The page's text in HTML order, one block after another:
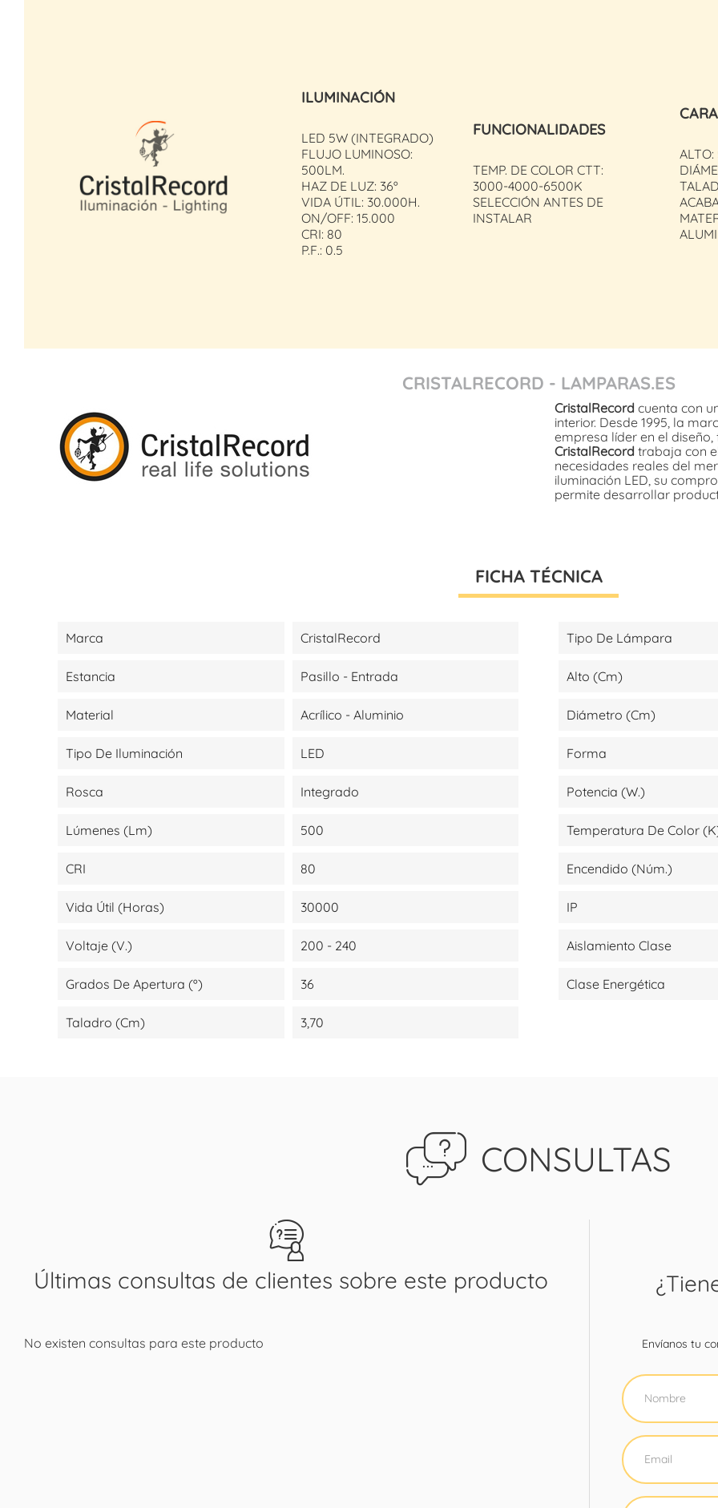
ILUMINACIÓN
LED 5W (INTEGRADO)
FLUJO LUMINOSO:
500LM.
HAZ DE LUZ: 36º
VIDA ÚTIL: 30.000H.
ON/OFF: 15.000
CRI: 80
P.F.: 0.5
FUNCIONALIDADES
TEMP. DE COLOR CTT:
3000-4000-6500K
SELECCIÓN ANTES DE
INSTALAR
ALTO:
CRISTALRECORD - LAMPARAS.ES
CristalRecord cuenta con
interior. Desde 1995, la
empresa líder en el
CristalRecord trabaja con
necesidades reales del
iluminación LED, su
permite desarrollar
FICHA TÉCNICA
Marca CristalRecord Tipo De Lámpara
Estancia Pasillo - Entrada Alto (cm)
Material Acrílico - Aluminio Diámetro (cm)
Tipo De Iluminación LED Forma
Rosca Integrado Potencia (W.)
Lúmenes (lm) 500 Temperatura De Color
CRI 80 Encendido (Núm.)
Vida Útil (Horas) 30000 IP
Voltaje (V.) 200 - 240 Aislamiento Clase
Grados De Apertura (º) 36 Clase Energética
Taladro (cm) 3,70
CONSULTAS
Últimas consultas de clientes sobre este producto
No existen consultas para este producto Envíanos tu